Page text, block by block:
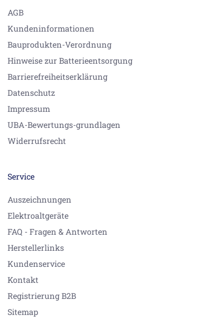
AGB
Kundeninformationen
Bauprodukten-Verordnung
Hinweise zur Batterieentsorgung
Barrierefreiheitserklärung
Datenschutz
Impressum
UBA-Bewertungs-grundlagen
Widerrufsrecht
Service
Auszeichnungen
Elektroaltgeräte
FAQ - Fragen & Antworten
Herstellerlinks
Kundenservice
Kontakt
Registrierung B2B
Sitemap